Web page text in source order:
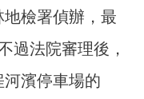
檢署偵辦，最
過法院審理後，
濱停車場的